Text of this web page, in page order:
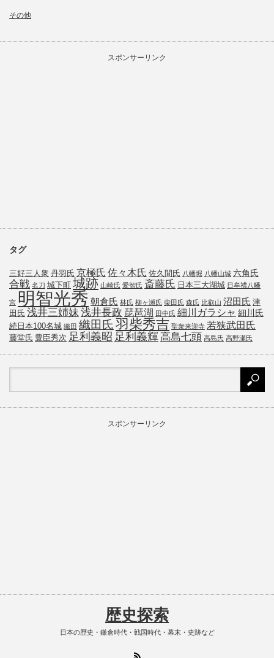
その他
スポンサーリンク
タグ
三好三人衆 丹羽氏 京極氏 佐々木氏 佐久間氏 八幡堀 八幡山城 六角氏
合戦 名刀 城下町 城跡 山崎氏 愛智氏 斎藤氏 日本三大湖城 日牟禮八幡
宮 明智光秀 朝倉氏 林氏 柳ヶ瀬氏 柴田氏 森氏 比叡山 沼田氏 津
田氏 浅井三姉妹 浅井長政 琵琶湖 田中氏 細川ガラシャ 細川氏
続日本100名城 織田 織田氏 羽柴秀吉 聖衆来迎寺 若狭武田氏
藤堂氏 豊臣秀次 足利義昭 足利義輝高島七頭 高島氏 高野瀬氏
スポンサーリンク
歴史探索
日本の歴史・鎌倉時代・戦国時代・幕末・史跡など